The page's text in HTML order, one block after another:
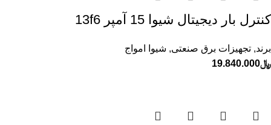
كنترل بار ديجيتال شيوا 15 آمپر 13f6
برند, تجهیزات برق صنعتی, شیوا امواج
﷼19.840.000